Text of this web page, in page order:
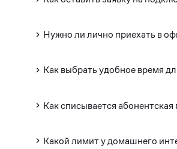
Нужно ли лично приехать в
Как выбрать удобное время
Как списывается абонентская
Какой лимит у домашнего